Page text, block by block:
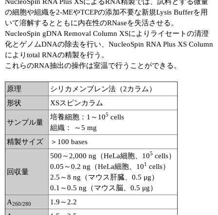
の細胞や組織を2-MEやTCEPの添加不要な新規Lysis Bufferを用
いて溶解するとともに内在性のRNaseを失活させる。
NucleoSpin gDNA Removal Column XSによりライセートの清澄
化とゲノムDNAの除去を行い、NucleoSpin RNA Plus XS Column
によりtotal RNAの精製を行う。
これらのRNA抽出の操作は室温で行うことができる。
原理
シリカメンブレン法（2カラム）
形状
XSスピンカラム
サンプル量
培養細胞：1～105 cells
組織： ～5 mg
精製サイズ
＞100 bases
回収量
500～2,000 ng（HeLa細胞、105 cells）
0.05～0.2 ng（HeLa細胞、101 cells）
2.5～8 ng（マウス肝臓、0.5 μg）
0.1～0.5 ng（マウス脳、0.5 μg）
A260/280
1.9～2.2